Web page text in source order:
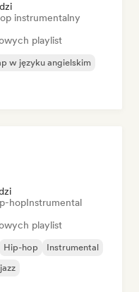
instrumentalny
playlist
w języku angielskim
hopInstrumental
playlist
Hip-hop
Instrumental